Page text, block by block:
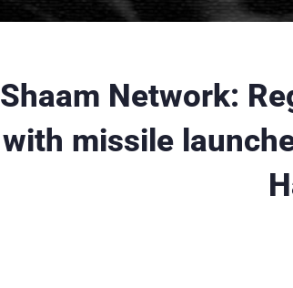
Shaam Network:
with missile